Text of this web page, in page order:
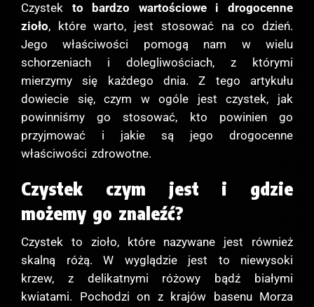
Czystek to bardzo wartościowe i drogocenne
zioło, które warto, jest stosować na co dzień.
Jego właściwości pomogą nam w wielu
schorzeniach i dolegliwościach, z którymi
mierzymy się każdego dnia. Z tego artykułu
dowiecie się, czym w ogóle jest czystek, jak
powinniśmy go stosować, kto powinien go
przyjmować i jakie są jego drogocenne
właściwości zdrowotne.
Czystek czym jest i gdzie
możemy go znaleźć?
Czystek to zioło, które nazywane jest również
skalną różą. W wyglądzie jest to niewysoki
krzew, z delikatnymi różowy bądź białymi
kwiatami. Pochodzi on z krajów basenu Morza